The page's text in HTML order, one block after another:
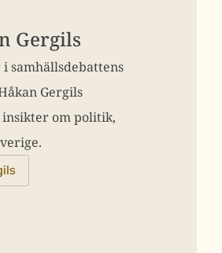
Gergils
samhällsdebattens
Gergils
om politik,